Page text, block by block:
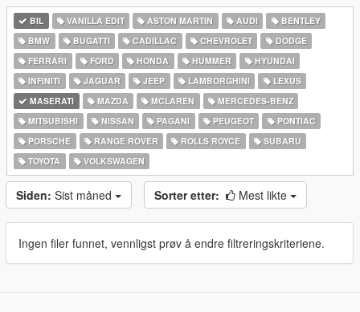
BIL VANILLA EDIT ASTON MARTIN AUDI
BENTLEY
BMW
BUGATTI CADILLAC CHEVROLET
DODGE
FERRARI
FORD HONDA HUMMER
HYUNDAI
INFINITI
JAGUAR JEEP LAMBORGHINI
LEXUS
MASERATI
MAZDA MCLAREN
MERCEDES-BENZ
MITSUBISHI
NISSAN PAGANI PEUGEOT
PONTIAC
PORSCHE
RANGE ROVER ROLLS ROYCE
SUBARU
TOYOTA
VOLKSWAGEN
Siden: Sist måned Sorter etter: Mest likte
Ingen filer funnet, vennligst prøv å endre filtreringskriteriene.